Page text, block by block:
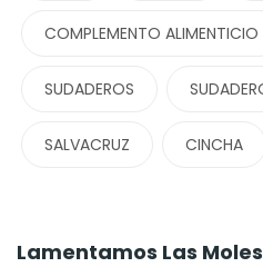
COMPLEMENTO ALIMENTICIO
SUDADEROS
SALVACRUZ CINCHA
Lamentamos Las